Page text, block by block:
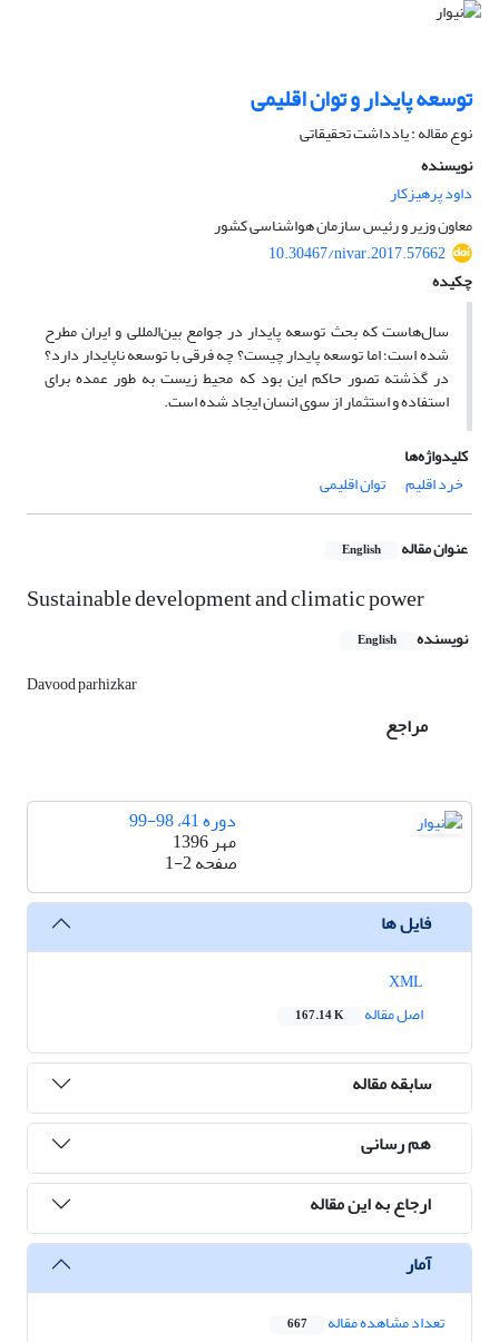
توسعه پایدار و توان اقلیمی
نوع مقاله : یادداشت تحقیقاتی
نویسنده
داود پرهیزکار
معاون وزیر و رئیس سازمان هواشناسی کشور
10.30467/nivar.2017.57662
چکیده
سال‌هاست که بحث توسعه پایدار در جوامع بین‌المللی و ایران مطرح
شده است؛ اما توسعه پایدار چیست؟ چه فرقی با توسعه ناپایدار دارد؟
در گذشته تصور حاکم این بود که محیط‌ زیست به طور عمده برای
استفاده و استثمار از سوی انسان ایجاد شده است.
کلیدواژه‌ها
خرد اقلیم
توان اقلیمی
عنوان مقاله English
Sustainable development and climatic power
نویسنده English
Davood parhizkar
مراجع
دوره 41، 98-99
مهر 1396
صفحه1-2
فایل ها
اصل مقاله
167.14 K
سابقه مقاله
هم رسانی
ارجاع به این مقاله
آمار
تعداد مشاهده مقاله 667